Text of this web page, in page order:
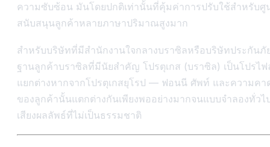
ความซับซ้อน มันโดยปกติเท่านั้นที่คุ้มค่าการปรับใช้สำหรับศู
สนับสนุนลูกค้าหลายภาษาปริมาณสูงมาก
สำหรับบริษัทที่มีสำนักงานใจกลางบราซิลหรือบริษัทประกันภั
ฐานลูกค้าบราซิลที่มีนัยสำคัญ โปรตุเกส (บราซิล) เป็นโปรไ
แยกต่างหากจากโปรตุเกสยุโรป — ฟอนนี ศัพท์ และความคา
ของลูกค้านั้นแตกต่างกันเพียงพออย่างมากจนแบบจำลองทั่วไ
เสียงผลลัพธ์ที่ไม่เป็นธรรมชาติ